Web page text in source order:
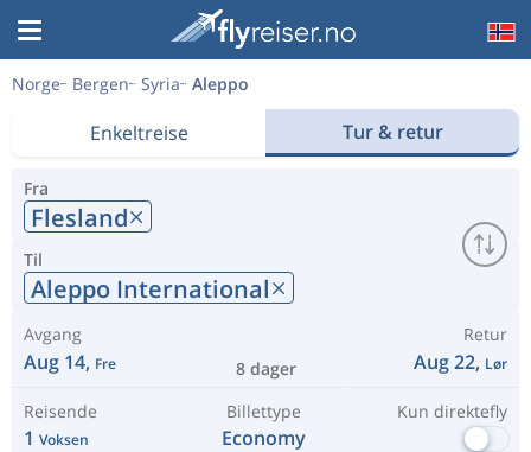
Norge Bergen Syria Aleppo
Enkeltreise Tur & retur
Fra
Flesland
Til
Aleppo International
Avgang
Aug 14, Fre 8 dager
Retur
Aug 22, Lør
Reisende
1 Voksen
Billettype
Economy
Kun direktefly